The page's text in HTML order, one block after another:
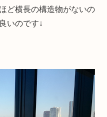
ど横長の構造物がないの
いのです↓